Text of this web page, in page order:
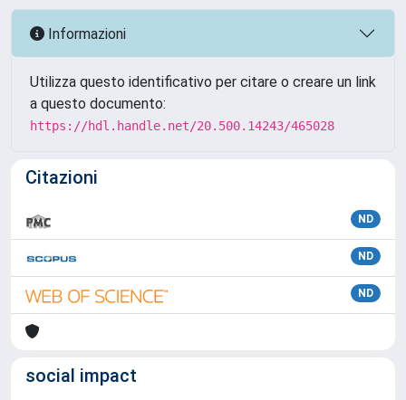
Informazioni
Utilizza questo identificativo per citare o creare un link
a questo documento:
https://hdl.handle.net/20.500.14243/465028
Citazioni
ND
ND
ND
social impact